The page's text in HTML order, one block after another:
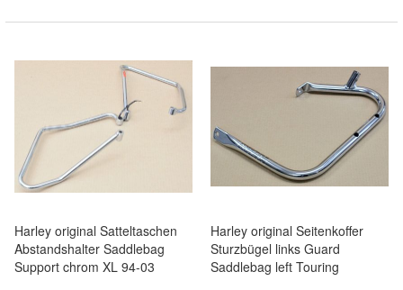
Harley original Satteltaschen
Abstandshalter Saddlebag
Support chrom XL 94-03
Harley original Seitenkoffer
Sturzbügel links Guard
Saddlebag left Touring